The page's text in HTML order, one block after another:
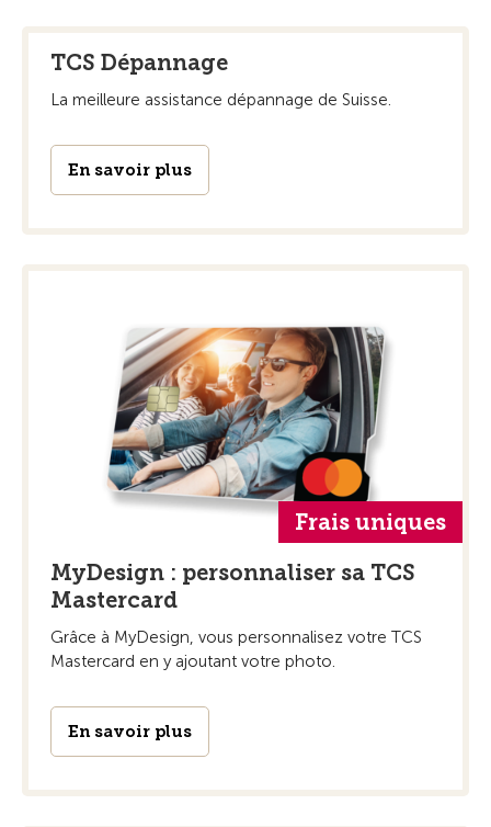
TCS Dépannage
La meilleure assistance dépannage de Suisse.
En savoir plus
Frais uniques
MyDesign : personnaliser sa TCS
Mastercard
Grâce à MyDesign, vous personnalisez votre TCS
Mastercard en y ajoutant votre photo.
En savoir plus